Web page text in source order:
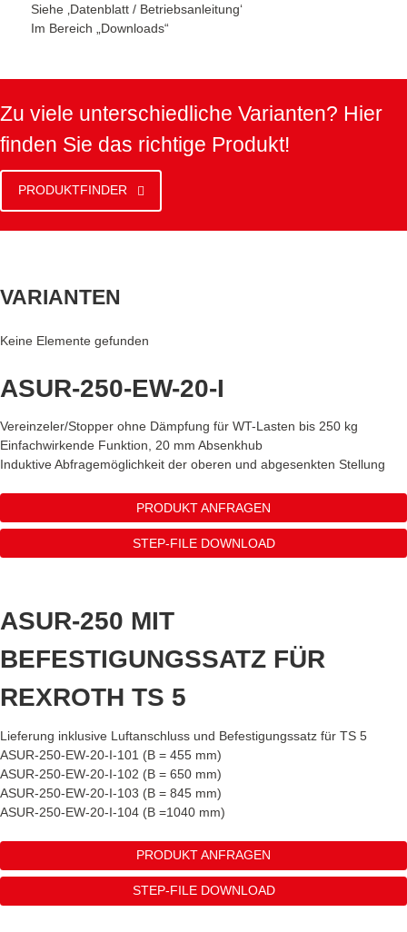
Siehe ‚Datenblatt / Betriebsanleitung‘
Im Bereich „Downloads“
Zu viele unterschiedliche Varianten? Hier
finden Sie das richtige Produkt!
PRODUKTFINDER
VARIANTEN
Keine Elemente gefunden
ASUR-250-EW-20-I
Vereinzeler/Stopper ohne Dämpfung für WT-Lasten bis 250 kg
Einfachwirkende Funktion, 20 mm Absenkhub
Induktive Abfragemöglichkeit der oberen und abgesenkten Stellung
PRODUKT ANFRAGEN
STEP-FILE DOWNLOAD
ASUR-250 MIT
BEFESTIGUNGSSATZ FÜR
REXROTH TS 5
Lieferung inklusive Luftanschluss und Befestigungssatz für TS 5
ASUR-250-EW-20-I-101 (B = 455 mm)
ASUR-250-EW-20-I-102 (B = 650 mm)
ASUR-250-EW-20-I-103 (B = 845 mm)
ASUR-250-EW-20-I-104 (B =1040 mm)
PRODUKT ANFRAGEN
STEP-FILE DOWNLOAD